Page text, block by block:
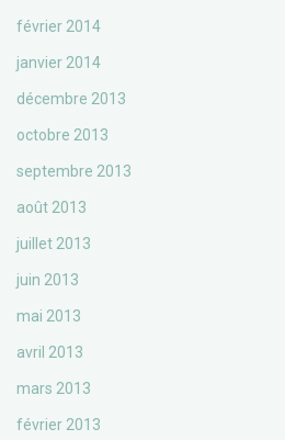
février 2014
janvier 2014
décembre 2013
octobre 2013
septembre 2013
août 2013
juillet 2013
juin 2013
mai 2013
avril 2013
mars 2013
février 2013